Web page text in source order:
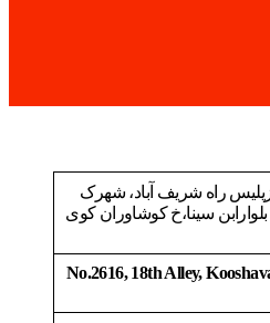
راه شریف آباد، شهرک
سینا،خ کوشاوران کوی
No.2616, 18th Alley,